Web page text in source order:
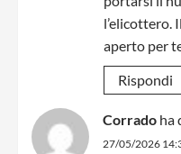
l’elicottero.
aperto per
Rispondi
Corrado ha
27/05/2026